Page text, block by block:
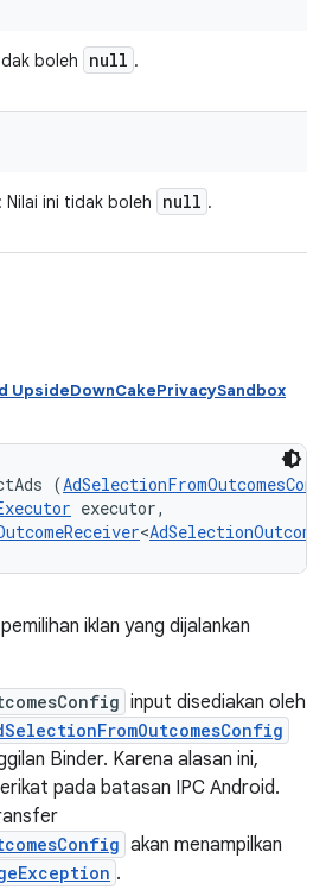
boleh null .
: Nilai ini tidak boleh null .
UpsideDownCakePrivacySandbox
(
executor,
<AdSelectionOutcome
iklan yang dijalankan
input disediakan oleh
Binder. Karena alasan ini,
pada batasan IPC Android.
akan menampilkan
.